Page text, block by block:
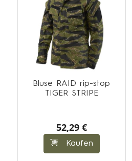
Bluse RAID rip-stop
TIGER STRIPE
52,29 €
Kaufen